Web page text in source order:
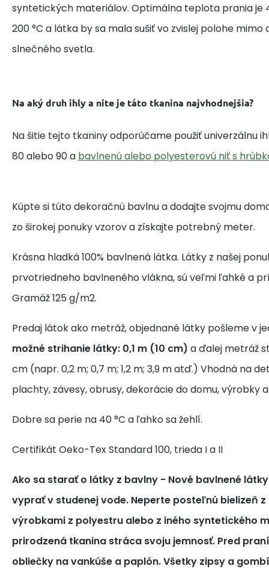
syntetických materiálov. Optimálna teplota prania je
200 °C a látka by sa mala sušiť vo zvislej polohe
slnečného svetla.
Na aký druh ihly a nite je táto tkanina najvhodnejšia?
Na šitie tejto tkaniny odporúčame použiť univerzálnu
80 alebo 90 a bavlnenú alebo polyesterovú niť s
Kúpte si túto dekoračnú bavlnu a dodajte svojmu
zo širokej ponuky vzorov a získajte potrebný meter.
Krásna hladká 100% bavlnená látka. Látky z našej
prvotriedneho bavlneného vlákna, sú veľmi ľahké a
Gramáž 125 g/m2.
Predaj látok ako metráž, objednané látky pošleme v
možné strihanie látky: 0,1 m (10 cm) a ďalej metráž
cm (napr. 0,2 m; 0,7 m; 1,2 m; 3,9 m atď.) Vhodná na
plachty, závesy, obrusy, dekorácie do domu, výrobky
Dobre sa perie na 40 °C a ľahko sa žehlí.
Certifikát Oeko-Tex Standard 100, trieda I a II
Ako sa starať o látky z bavlny - Nové bavlnené
vyprať v studenej vode. Neperte posteľnú bielizeň
výrobkami z polyestru alebo z iného syntetického
prirodzená tkanina stráca svoju jemnosť. Pred
obliečky na vankúše a paplón. Všetky zipsy a